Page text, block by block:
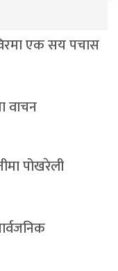
एक सय पचास
वाचन
पोखरेली